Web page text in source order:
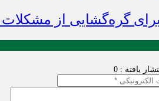
گره‌گشایی از
یافته : 0